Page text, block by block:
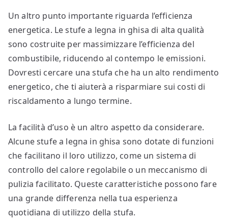
Un altro punto importante riguarda l’efficienza
energetica. Le stufe a legna in ghisa di alta qualità
sono costruite per massimizzare l’efficienza del
combustibile, riducendo al contempo le emissioni.
Dovresti cercare una stufa che ha un alto rendimento
energetico, che ti aiuterà a risparmiare sui costi di
riscaldamento a lungo termine.
La facilità d’uso è un altro aspetto da considerare.
Alcune stufe a legna in ghisa sono dotate di funzioni
che facilitano il loro utilizzo, come un sistema di
controllo del calore regolabile o un meccanismo di
pulizia facilitato. Queste caratteristiche possono fare
una grande differenza nella tua esperienza
quotidiana di utilizzo della stufa.